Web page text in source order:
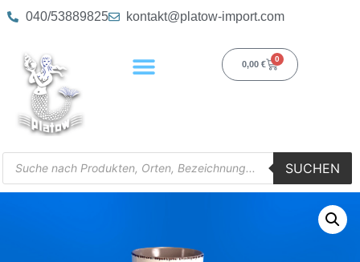
040/53889825 kontakt@platow-import.com
0,00 €
0
SUCHEN